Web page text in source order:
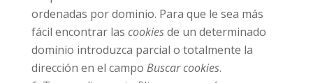
ordenadas por dominio. Para que le sea más
fácil encontrar las cookiesde un determinado
dominio introduzca parcial o totalmente la
dirección en el campo Buscar cookies.